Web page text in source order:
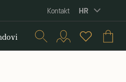
Kontakt HR